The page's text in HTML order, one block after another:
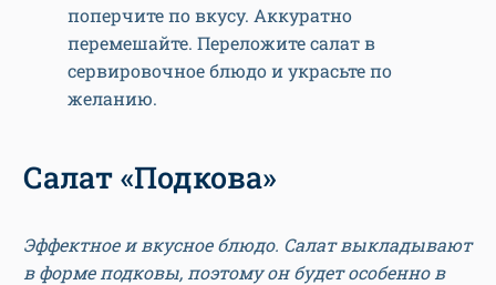
поперчите по вкусу. Аккуратно
перемешайте. Переложите салат в
сервировочное блюдо и украсьте по
желанию.
Салат «Подкова»
Эффектное и вкусное блюдо. Салат выкладывают
в форме подковы, поэтому он будет особенно в